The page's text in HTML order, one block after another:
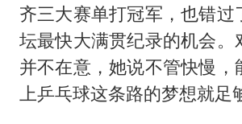
齐三大赛单打冠军，也错过
坛最快大满贯纪录的机会。
并不在意，她说不管快慢，
上乒乓球这条路的梦想就足